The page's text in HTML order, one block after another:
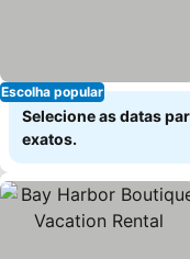
Escolha popular
Selecione as datas
exatos.